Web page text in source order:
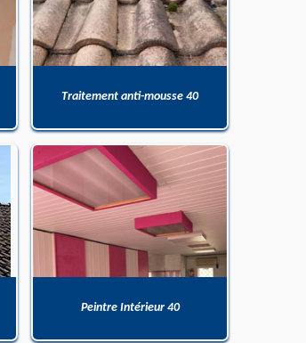
Traitement anti-mousse 40
Peintre Intérieur 40